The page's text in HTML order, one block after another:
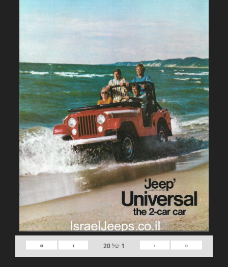
«
‹
1 של20
›
»